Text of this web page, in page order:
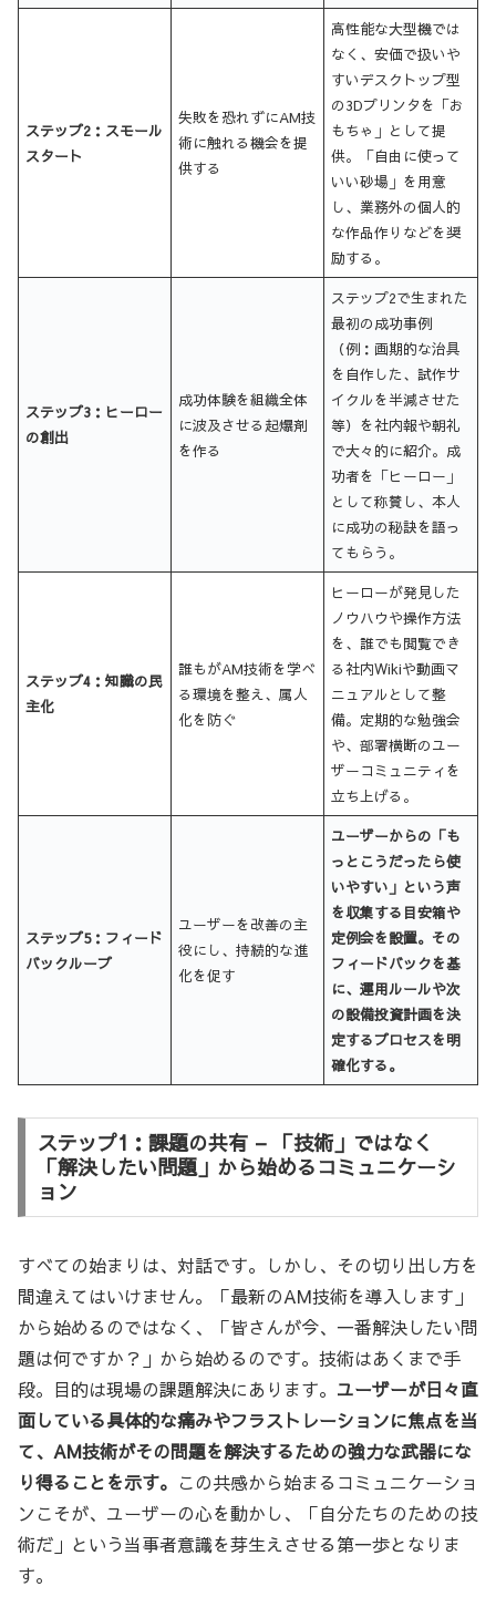
ステップ2：スモール
スタート
失敗を恐れずにAM技
術に触れる機会を提
供する
高性能な大型機では
なく、安価で扱いや
すいデスクトップ型
の3Dプリンタを「お
もちゃ」として提
供。「自由に使って
いい砂場」を用意
し、業務外の個人的
な作品作りなどを奨
励する。
ステップ3：ヒーロー
の創出
成功体験を組織全体
に波及させる起爆剤
を作る
ステップ2で生まれた
最初の成功事例
（例：画期的な治具
を自作した、試作サ
イクルを半減させた
等）を社内報や朝礼
で大々的に紹介。成
功者を「ヒーロー」
として称賛し、本人
に成功の秘訣を語っ
てもらう。
ステップ4：知識の民
主化
誰もがAM技術を学べ
る環境を整え、属人
化を防ぐ
ヒーローが発見した
ノウハウや操作方法
を、誰でも閲覧でき
る社内Wikiや動画マ
ニュアルとして整
備。定期的な勉強会
や、部署横断のユー
ザーコミュニティを
立ち上げる。
ステップ5：フィード
バックループ
ユーザーを改善の主
役にし、持続的な進
化を促す
ユーザーからの「も
っとこうだったら使
いやすい」という声
を収集する目安箱や
定例会を設置。その
フィードバックを基
に、運用ルールや次
の設備投資計画を決
定するプロセスを明
確化する。
ステップ1：課題の共有 – 「技術」ではなく
「解決したい問題」から始めるコミュニケーシ
ョン
すべての始まりは、対話です。しかし、その切り出し方を
間違えてはいけません。「最新のAM技術を導入します」
から始めるのではなく、「皆さんが今、一番解決したい問
題は何ですか？」から始めるのです。技術はあくまで手
段。目的は現場の課題解決にあります。 ユーザーが日々直
面している具体的な痛みやフラストレーションに焦点を当
て、AM技術がその問題を解決するための強力な武器にな
り得ることを示す。 この共感から始まるコミュニケーショ
ンこそが、ユーザーの心を動かし、「自分たちのための技
術だ」という当事者意識を芽生えさせる第一歩となりま
す。